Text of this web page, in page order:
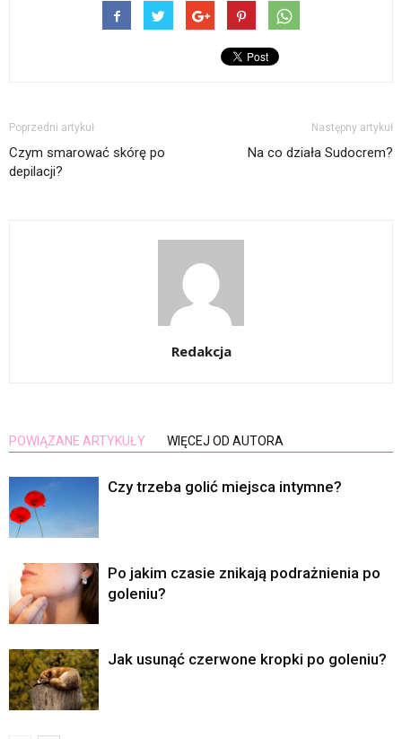
Poprzedni artykuł
Czym smarować skórę po
depilacji?
Następny artykuł
Na co działa Sudocrem?
Redakcja
POWIĄZANE ARTYKUŁY WIĘCEJ OD AUTORA
Czy trzeba golić miejsca intymne?
Po jakim czasie znikają podrażnienia po
goleniu?
Jak usunąć czerwone kropki po goleniu?